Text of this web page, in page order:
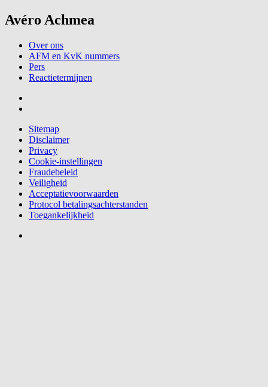
Avéro Achmea
Over ons
AFM en KvK nummers
Pers
Reactietermijnen
Sitemap
Disclaimer
Privacy
Cookie-instellingen
Fraudebeleid
Veiligheid
Acceptatievoorwaarden
Protocol betalingsachterstanden
Toegankelijkheid